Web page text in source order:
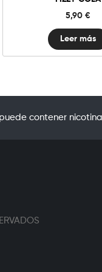
5,90€
Leer más
contener